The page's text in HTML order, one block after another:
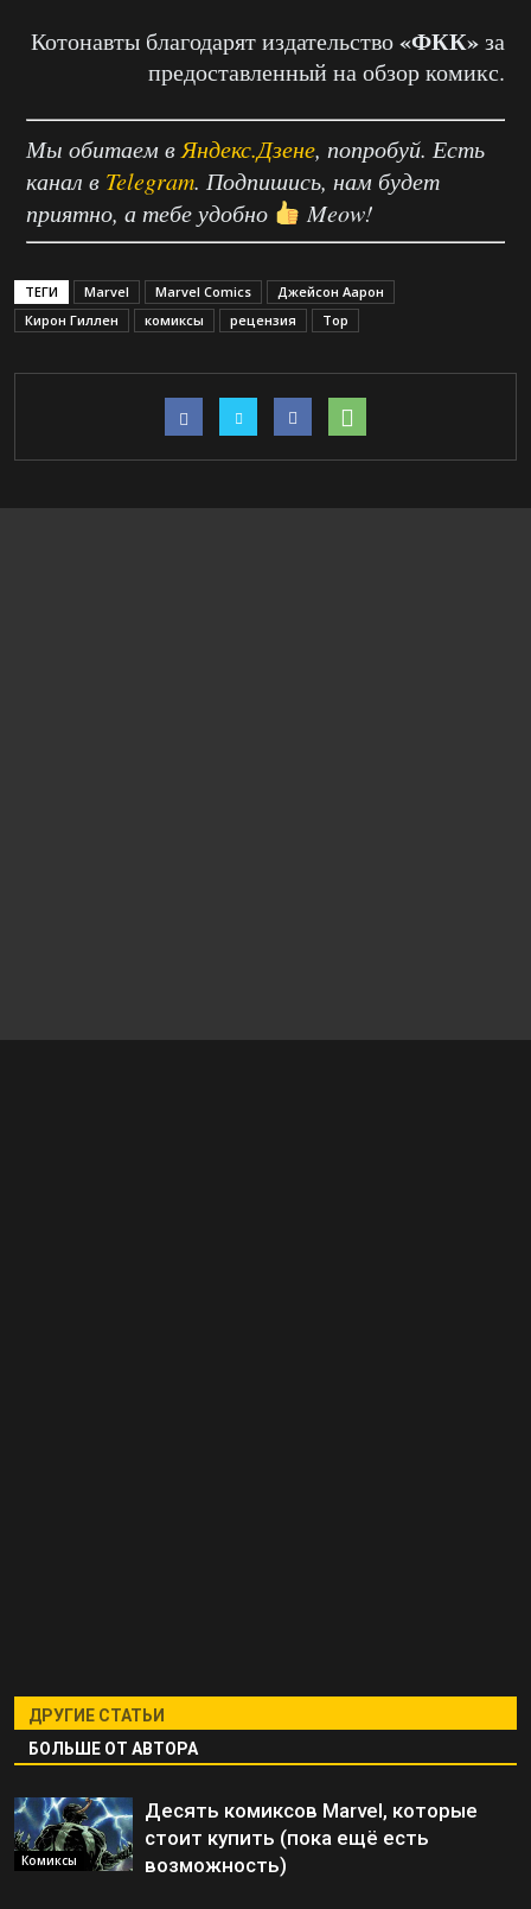
Котонавты благодарят издательство«ФКК»за
предоставленный на обзор комикс.
Мы обитаем в Яндекс.Дзене, попробуй. Есть
канал в Telegram. Подпишись, нам будет
приятно, а тебе удобно
Meow!
ТЕГИ Marvel Marvel Comics
Джейсон Аарон
Кирон Гиллен
комиксы рецензия Тор
ДРУГИЕ СТАТЬИ
БОЛЬШЕ ОТ АВТОРА
Комиксы
Десять комиксов Marvel, которые
стоит купить (пока ещё есть
возможность)